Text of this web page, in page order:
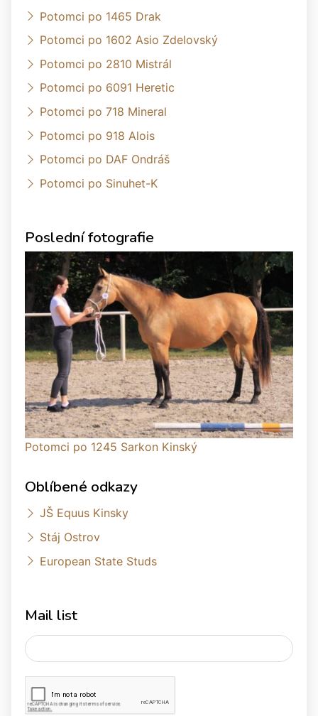
Potomci po 1465 Drak
Potomci po 1602 Asio Zdelovský
Potomci po 2810 Mistrál
Potomci po 6091 Heretic
Potomci po 718 Mineral
Potomci po 918 Alois
Potomci po DAF Ondráš
Potomci po Sinuhet-K
Poslední fotografie
Potomci po 1245 Sarkon Kinský
Oblíbené odkazy
JŠ Equus Kinsky
Stáj Ostrov
European State Studs
Mail list